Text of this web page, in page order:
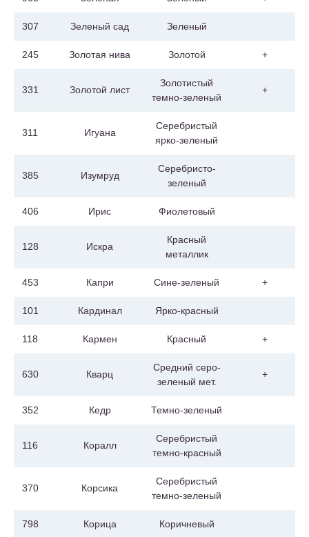
307 Зеленый сад Зеленый
245 Золотая нива Золотой +
331 Золотой лист
Золотистый
темно-зеленый
+
311 Игуана
Серебристый
ярко-зеленый
385 Изумруд
Серебристо-
зеленый
406 Ирис Фиолетовый
128 Искра
Красный
металлик
453 Капри Сине-зеленый +
101 Кардинал Ярко-красный
118 Кармен Красный +
630 Кварц
Средний серо-
зеленый мет.
+
352 Кедр Темно-зеленый
116 Коралл
Серебристый
темно-красный
370 Корсика
Серебристый
темно-зеленый
798 Корица Коричневый